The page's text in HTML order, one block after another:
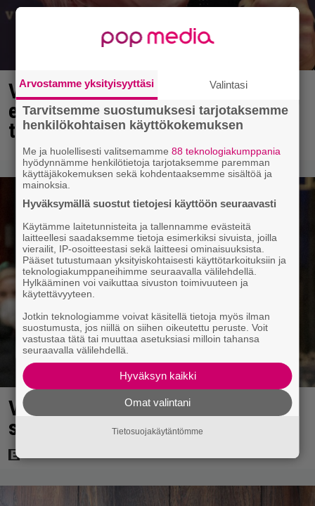
Vappu Pimiästä tuli miljoonikko –
eikä yksi milli edes riitä, näin se
tapahtui
Vaara ohi! – Vonkka 2 ei joutunut
sittenkään hyllylle
Arvostamme yksityisyyttäsi Valintasi
Tarvitsemme suostumuksesi tarjotaksemme
henkilökohtaisen käyttökokemuksen
Me ja huolellisesti valitsemamme88 teknologiakumppania
hyödynnämme henkilötietoja tarjotaksemme paremman
käyttäjäkokemuksen sekä kohdentaaksemme sisältöä ja
mainoksia.
Hyväksymällä suostut tietojesi käyttöön seuraavasti
Käytämme laitetunnisteita ja tallennamme evästeitä
laitteellesi saadaksemme tietoja esimerkiksi sivuista, joilla
vierailit, IP-osoitteestasi sekä laitteesi ominaisuuksista.
Pääset tutustumaan yksityiskohtaisesti käyttötarkoituksiin ja
teknologiakumppaneihimme seuraavalla välilehdellä.
Hylkääminen voi vaikuttaa sivuston toimivuuteen ja
käytettävyyteen.
Jotkin teknologiamme voivat käsitellä tietoja myös ilman
suostumusta, jos niillä on siihen oikeutettu peruste. Voit
vastustaa tätä tai muuttaa asetuksiasi milloin tahansa
seuraavalla välilehdellä.
Hyväksyn kaikki
Omat valintani
Tietosuojakäytäntömme